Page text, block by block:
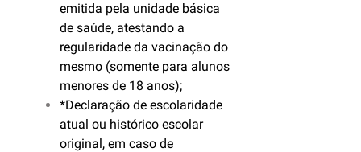
emitida pela unidade básica
de saúde, atestando a
regularidade da vacinação do
mesmo (somente para alunos
menores de 18 anos);
*Declaração de escolaridade
atual ou histórico escolar
original, em caso de